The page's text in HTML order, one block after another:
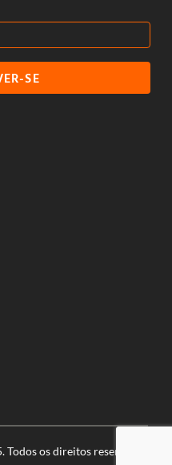
SE
os direitos reservados.